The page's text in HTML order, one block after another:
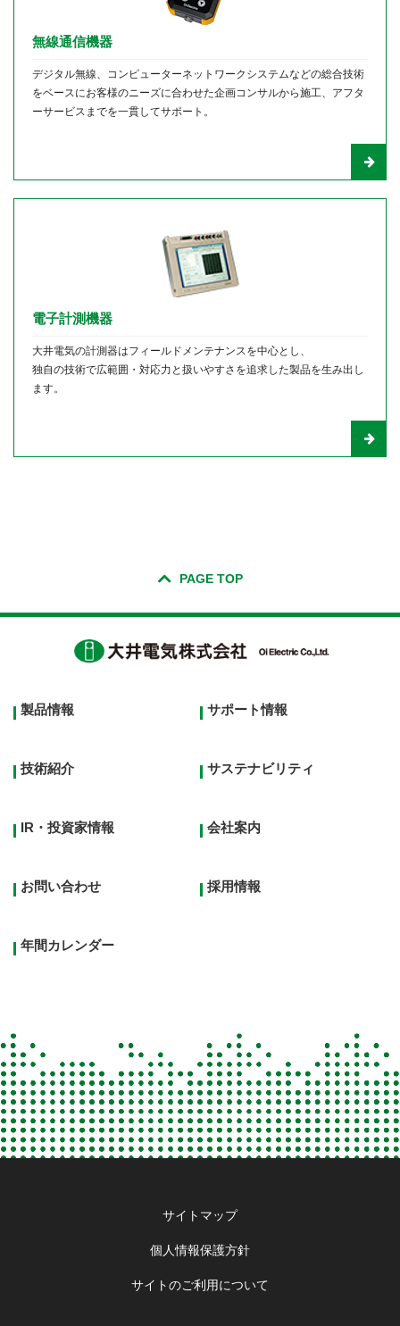
無線通信機器
デジタル無線、コンピューターネットワークシステムなどの総合技術
をベースにお客様のニーズに合わせた企画コンサルから施工、アフタ
ーサービスまでを一貫してサポート。
電子計測機器
大井電気の計測器はフィールドメンテナンスを中心とし、
独自の技術で広範囲・対応力と扱いやすさを追求した製品を生み出し
ます。
PAGE TOP
Footer
menu
製品情報 サポート情報
技術紹介 サステナビリティ
IR・投資家情報 会社案内
お問い合わせ 採用情報
年間カレンダー
サイトマップ
個人情報保護方針
サイトのご利用について